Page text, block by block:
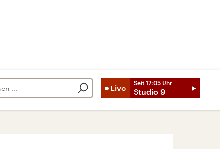
Live
Seit 17:05 Uhr
Studio 9